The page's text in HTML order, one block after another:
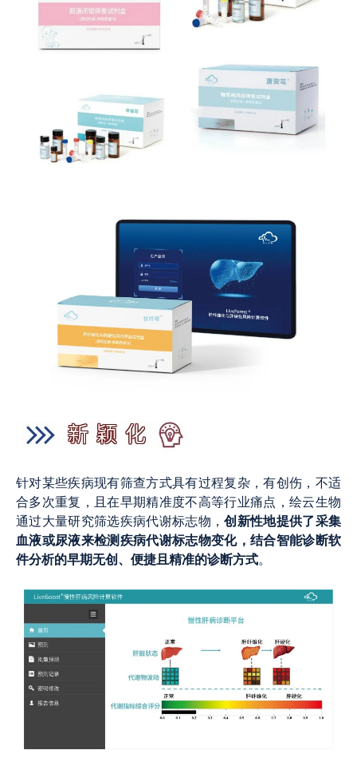
针对某些疾病现有筛查方式具有过程复杂，有创伤，不适
合多次重复，且在早期精准度不高等行业痛点，绘云生物
通过大量研究筛选疾病代谢标志物，创新性地提供了采集
血液或尿液来检测疾病代谢标志物变化，结合智能诊断软
件分析的早期无创、便捷且精准的诊断方式。